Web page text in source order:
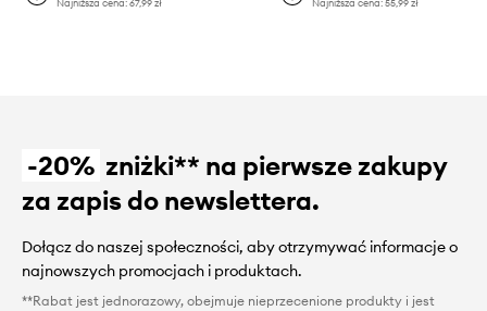
-20% zniżki** na pierwsze zakupy
za zapis do newslettera.
Dołącz do naszej społeczności, aby otrzymywać informacje o
najnowszych promocjach i produktach.
**Rabat jest jednorazowy, obejmuje nieprzecenione produkty i jest